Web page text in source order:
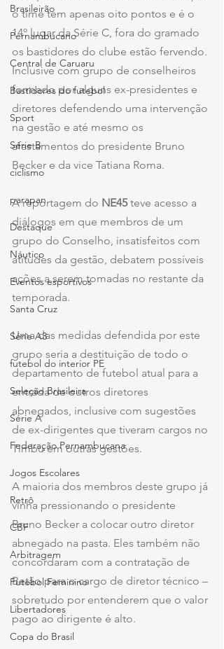
Brasileirão
Pernambucano
Central de Caruaru
Bastidores do futebol
Sport
Série B
ciclismo
parapan
Destaque
Náutico
Eventos esportivos
Santa Cruz
Série A3
futebol do interior PE
Seleção Brasileira
Série A
Federação Pernambucana
Jogos Escolares
Retrô
CBF
Arbitragem
Futebol Feminino
Libertadores
Copa do Brasil
o time tem apenas oito pontos e é o
14º lugar da Série C, fora do gramado
os bastidores do clube estão fervendo.
Inclusive com grupo de conselheiros
formado por alguns ex-presidentes e
diretores defendendo uma intervenção
na gestão e até mesmo os
afastamentos do presidente Bruno
Becker e da vice Tatiana Roma.
A reportagem do NE45 teve acesso a
diálogos em que membros de um
grupo do Conselho, insatisfeitos com
atitudes da gestão, debatem possíveis
ações a serem tomadas no restante da
temporada.
Uma das medidas defendida por este
grupo seria a destituição de todo o
departamento de futebol atual para a
entrada de outros diretores
abnegados, inclusive com sugestões
de ex-dirigentes que tiveram cargos no
Timbu em outras gestões.
A maioria dos membros deste grupo já
vinha pressionando o presidente
Bruno Becker a colocar outro diretor
abnegado na pasta. Eles também não
concordaram com a contratação de
Betão para o cargo de diretor técnico –
sobretudo por entenderem que o valor
pago ao dirigente é alto.